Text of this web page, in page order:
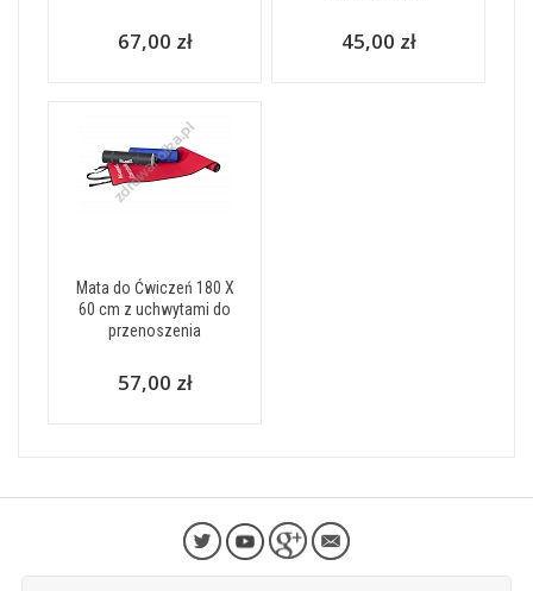
67,00 zł 45,00 zł
Mata do Ćwiczeń 180 X
60 cm z uchwytami do
przenoszenia
57,00 zł